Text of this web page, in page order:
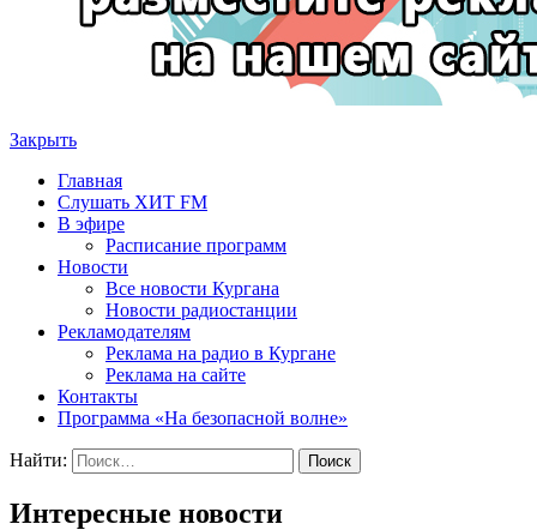
Закрыть
Главная
Слушать ХИТ FM
В эфире
Расписание программ
Новости
Все новости Кургана
Новости радиостанции
Рекламодателям
Реклама на радио в Кургане
Реклама на сайте
Контакты
Программа «На безопасной волне»
Найти:
Интересные новости